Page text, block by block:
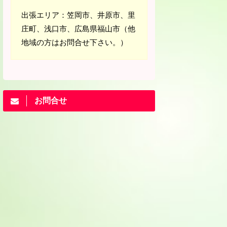
出張エリア：笠岡市、井原市、里
庄町、浅口市、広島県福山市（他
地域の方はお問合せ下さい。）
お問合せ